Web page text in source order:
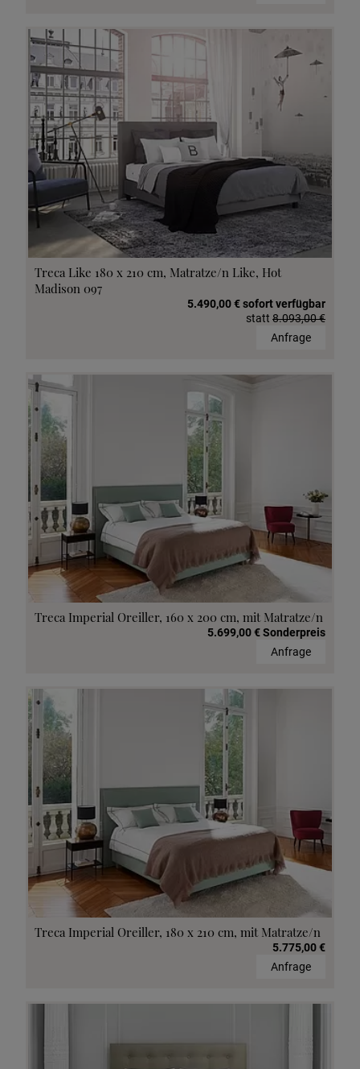
Treca Like 180 x 210 cm, Matratze/n Like, Hot
Madison 097
5.490,00 € sofort verfügbar
statt 8.093,00 €
Anfrage
Treca Imperial Oreiller, 160 x 200 cm, mit Matratze/n
5.699,00 € Sonderpreis
Anfrage
Treca Imperial Oreiller, 180 x 210 cm, mit Matratze/n
5.775,00 €
Anfrage